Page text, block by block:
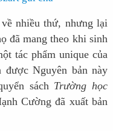
nhiều thứ, nhưng lại
đã mang theo khi sinh
tác phẩm unique của
Nguyên bản này
sách Trường học
Cường đã xuất bản